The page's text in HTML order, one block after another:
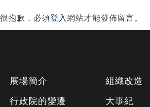
很抱歉，必須登入網站才能發佈留言。
展場簡介
行政院的變遷
組織改造
大事紀